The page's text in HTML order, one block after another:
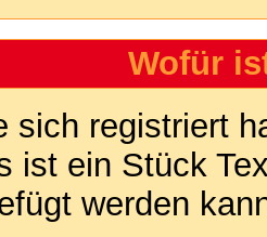
Wofür
sich registriert
ist ein Stück
werden